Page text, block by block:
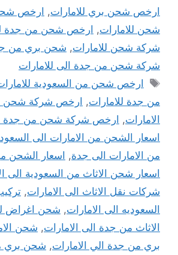
ارخص شحن بري للامارات, ارخص
شحن للامارات, ارخص شحن من جدة
شركة شحن للامارات, شحن بري من
شركة شحن من جدة الى للامارات
الوسوم
ارخص شحن من السعودية
من جدة للامارات, ارخص شركة شحن
الامارات, ارخص شركة شحن من جدة
اسعار الشحن من الامارات الى
من الامارات الى جدة, اسعار الشحن
اسعار شحن الاثاث من السعودية الى
شركات نقل الاثاث الى الامارات,
السعوديه الى الامارات, شحن اغراض
الاثاث من جدة الى الامارات, شحن
بري من جدة الي الامارات, شحن بري